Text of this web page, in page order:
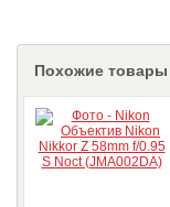
Похожие товары